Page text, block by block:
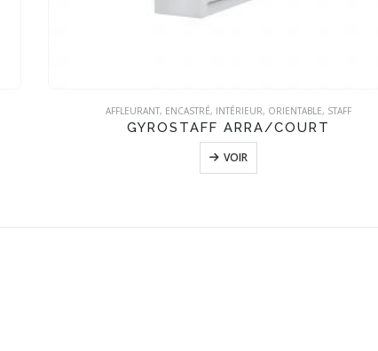
AFFLEURANT, ENCASTRÉ, INTÉRIEUR, ORIENTABLE, STAFF
GYROSTAFF ARRA/COURT
VOIR